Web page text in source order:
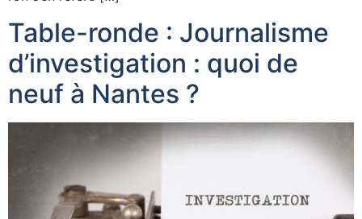
Table-ronde : Journalisme
d’investigation : quoi de
neuf à Nantes ?